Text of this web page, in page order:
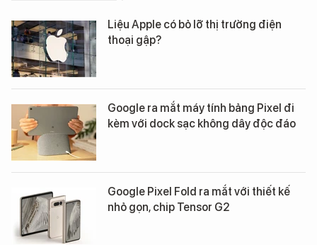
Liệu Apple có bỏ lỡ thị trường điện
thoại gập?
Google ra mắt máy tính bảng Pixel đi
kèm với dock sạc không dây độc đáo
Google Pixel Fold ra mắt với thiết kế
nhỏ gọn, chip Tensor G2